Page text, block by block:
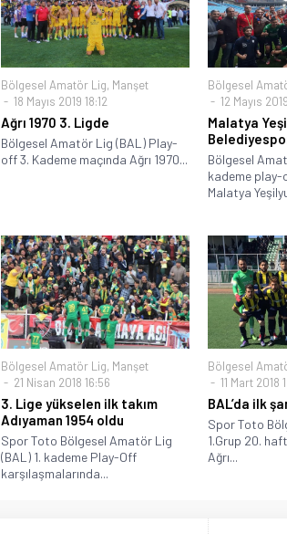
Bölgesel Amatör Lig, Manşet
18 Mayıs 2019 18:12
Ağrı 1970 3. Ligde
Bölgesel Amatör Lig (BAL) Play-
off 3. Kademe maçında Ağrı 1970...
Bölgesel
12 Mayıs
Malatya
Bölgesel
kademe play-
Malatya
Bölgesel Amatör Lig, Manşet
21 Nisan 2018 16:56
3. Lige yükselen ilk takım
Adıyaman 1954 oldu
Spor Toto Bölgesel Amatör Lig
(BAL) 1. kademe Play-Off
karşılaşmalarında...
Bölgesel
11 Mart 2018
BAL’da ilk
Spor Toto
1.Grup 20.
Ağrı...